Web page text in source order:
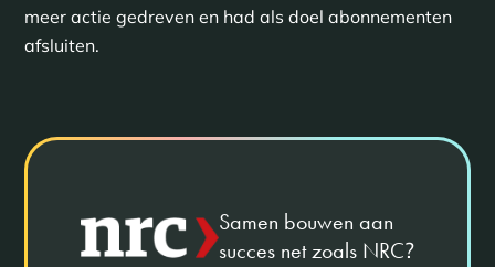
meer actie gedreven en had als doel abonnementen
afsluiten.
Samen bouwen aan
succes net zoals NRC?